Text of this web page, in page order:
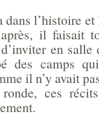
l’histoire et
il faisait
en salle
des camps
il n’y avait
ces